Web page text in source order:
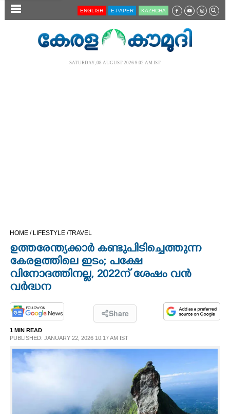
SECTIONS
OPINION
LIFESTYLE
SPIRITUAL
ENGLISH E-PAPER KĀZHCHA
SATURDAY, 08 AUGUST 2026 9.02 AM IST
HOME / LIFESTYLE /TRAVEL
ഉത്തരേന്ത്യക്കാർ കണ്ടുപിടിച്ചെത്തുന്ന
കേരളത്തിലെ ഇടം; പക്ഷേ
വിനോദത്തിനല്ല, 2022ന് ശേഷം വൻ
വർദ്ധന
Share
1 MIN READ
PUBLISHED: JANUARY 22, 2026 10:17 AM IST